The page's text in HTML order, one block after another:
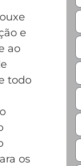
e
ao
todo
os